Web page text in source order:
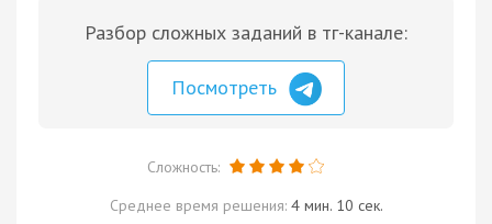
Разбор сложных заданий в тг-канале:
Посмотреть
Сложность:
Среднее время решения: 4 мин. 10 сек.